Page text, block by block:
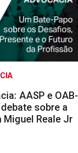
AASP e OAB-
sobre a
Reale Jr